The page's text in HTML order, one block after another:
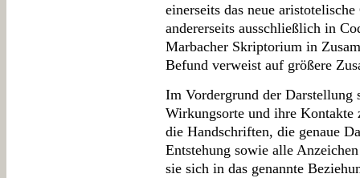
einerseits das neue
andererseits ausschließlich in
Marbacher Skriptorium in
Befund verweist auf größere
Im Vordergrund der Darstellung
Wirkungsorte und ihre Kontakte
die Handschriften, die genaue
Entstehung sowie alle
sie sich in das genannte